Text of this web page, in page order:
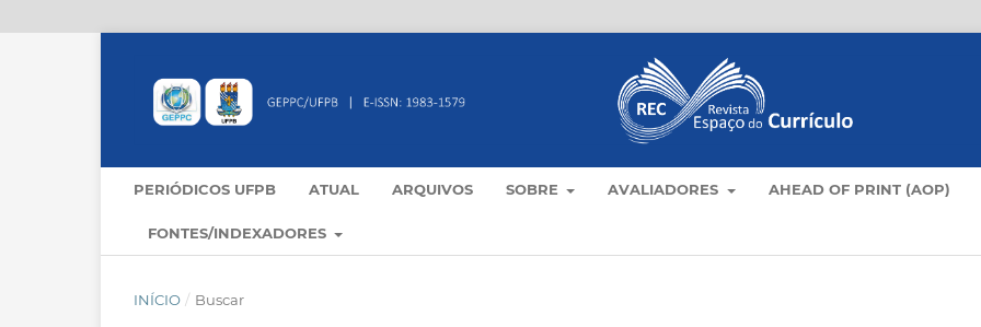
PERIÓDICOS UFPB ATUAL ARQUIVOS SOBRE AVALIADORES AHEAD OF PRINT (AOP)
FONTES/INDEXADORES
INÍCIO / Buscar